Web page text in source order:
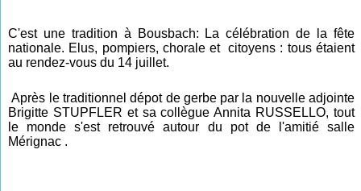
C'est une tradition à Bousbach: La célébration de la fête
nationale. Elus, pompiers, chorale et citoyens : tous étaient
au rendez-vous du 14 juillet.
Après le traditionnel dépot de gerbe par la nouvelle adjointe
Brigitte STUPFLER et sa collègue Annita RUSSELLO, tout
le monde s'est retrouvé autour du pot de l'amitié salle
Mérignac .